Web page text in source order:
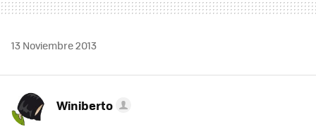
13 Noviembre 2013
Winiberto